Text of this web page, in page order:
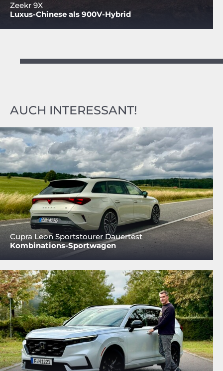
Zeekr 9X
Luxus-Chinese als 900V-Hybrid
AUCH INTERESSANT!
Cupra Leon Sportstourer Dauertest
Kombinations-Sportwagen